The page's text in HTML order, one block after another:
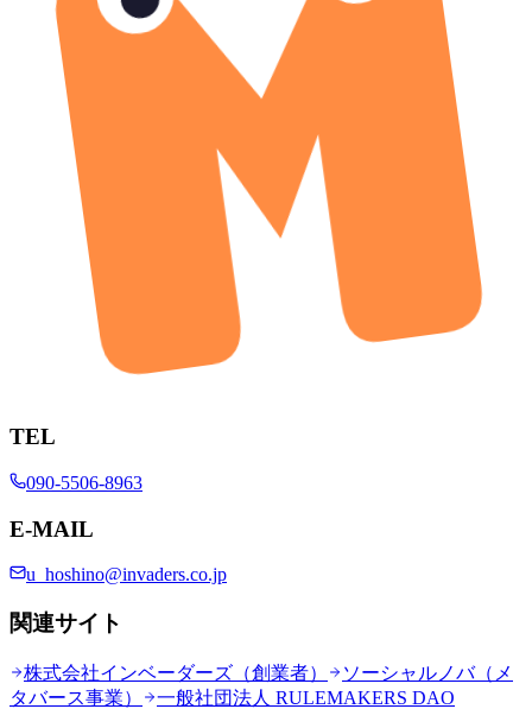
TEL
090-5506-8963
E-MAIL
u_hoshino@invaders.co.jp
関連サイト
株式会社インベーダーズ（創業者）
ソーシャルノバ（メ
タバース事業）
一般社団法人 RULEMAKERS DAO